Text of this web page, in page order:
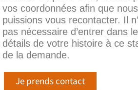
vos coordonnées afin que nous
puissions vous recontacter. Il
pas nécessaire d’entrer dans
détails de votre histoire à ce
de la demande.
Je prends contact